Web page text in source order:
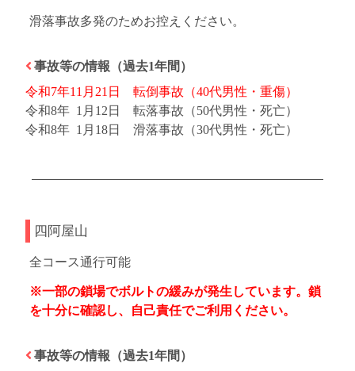
滑落事故多発のためお控えください。
事故等の情報（過去1年間）
令和7年11月21日 転倒事故（40代男性・重傷）
令和8年 1月12日 転落事故（50代男性・死亡）
令和8年 1月18日 滑落事故（30代男性・死亡）
四阿屋山
全コース通行可能
※一部の鎖場でボルトの緩みが発生しています。鎖
を十分に確認し、自己責任でご利用ください。
事故等の情報（過去1年間）